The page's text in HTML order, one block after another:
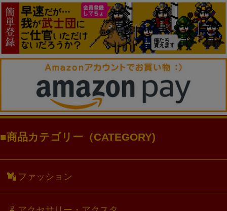
商品カテゴリー（CATEGORY)
ファッション